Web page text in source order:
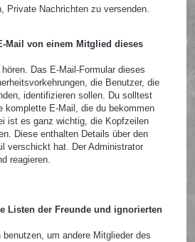
Private Nachrichten zu versenden.
Mail von einem Mitglied dieses
Das E-Mail-Formular dieses
die Benutzer, die
identifizieren sollen. Du solltest
komplette E-Mail, die du bekommen
ist es ganz wichtig, die Kopfzeilen
Diese enthalten Details über den
verschickt hat. Der Administrator
reagieren.
Listen der Freunde und ignorierten
um andere Mitglieder des